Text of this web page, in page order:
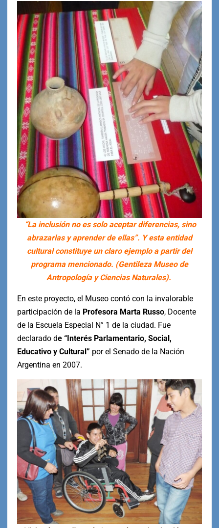
“La inclusión no es solo aceptar diferencias, sino
abrazarlas y aprender de ellas”. Y esta entidad
cultural constituye un claro ejemplo a partir del
programa mencionado. (Gentileza Museo de
Antropología y Ciencias Naturales).
En este proyecto, el Museo contó con la invalorable
participación de la Profesora Marta Russo, Docente
de la Escuela Especial N° 1 de la ciudad. Fue
declarado de “Interés Parlamentario, Social,
Educativo y Cultural” por el Senado de la Nación
Argentina en 2007.